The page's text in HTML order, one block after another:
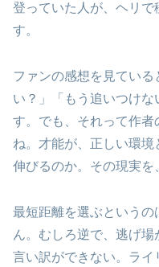
登っていた人が、ヘリ
す。
ファンの感想を見てい
い？」「もう追いつけな
す。でも、それって作者
ね。才能が、正しい環
伸びるのか。その現実を
最短距離を選ぶという
ん。むしろ逆で、逃げ場
言い訳ができない。ライ